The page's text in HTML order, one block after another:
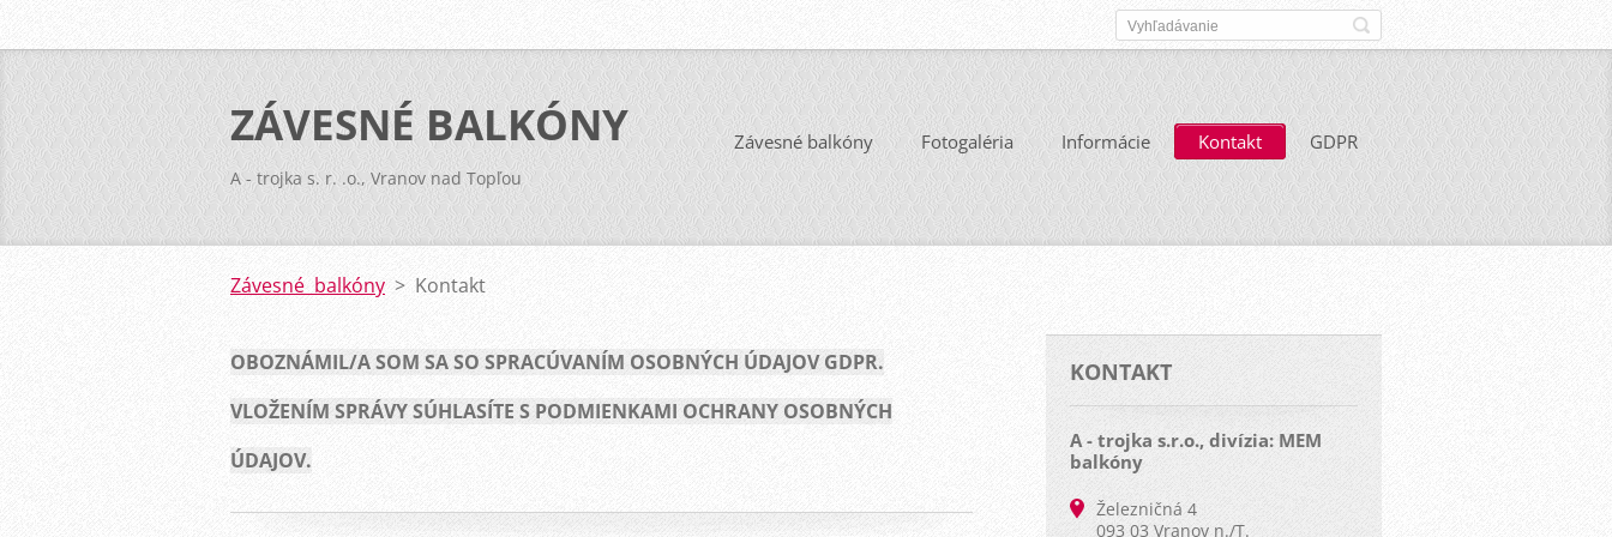
ZÁVESNÉ BALKÓNY
A - trojka s. r. .o., Vranov nad Topľou
Závesné balkóny Fotogaléria Informácie Kontakt GDPR
Závesné balkóny > Kontakt
OBOZNÁMIL/A SOM SA SO SPRACÚVANÍM OSOBNÝCH ÚDAJOV GDPR.
VLOŽENÍM SPRÁVY SÚHLASÍTE S PODMIENKAMI OCHRANY OSOBNÝCH
ÚDAJOV.
KONTAKT
A - trojka s.r.o., divízia: MEM
balkóny
Železničná 4
093 03 Vranov n./T.